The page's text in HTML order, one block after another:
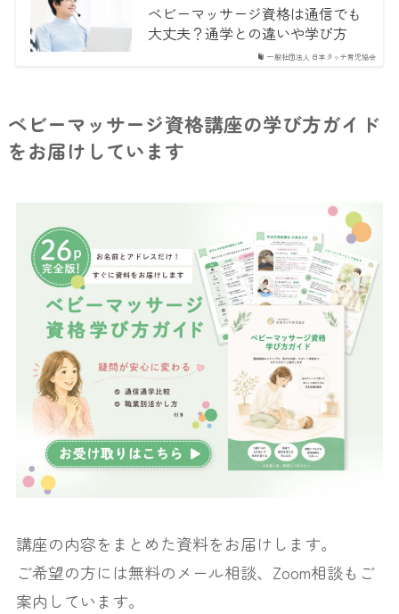
一般社団法人 日本タッチ育児協会
ベビーマッサージ資格は通信でも
大丈夫？通学との違いや学び方
ベビーマッサージ資格講座の学び方ガイド
をお届けしています
講座の内容をまとめた資料をお届けします。
ご希望の方には無料のメール相談、Zoom相談もご
案内しています。